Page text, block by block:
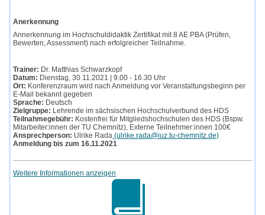
Anerkennung
Annerkennung im Hochschuldidaktik Zertifikat mit 8 AE PBA (Prüfen,
Bewerten, Assessment) nach erfolgreicher Teilnahme.
Trainer: Dr. Matthias Schwarzkopf
Datum: Dienstag, 30.11.2021 | 9.00 - 16.30 Uhr
Ort: Konferenzraum wird nach Anmeldung vor Veranstaltungsbeginn per
E-Mail bekannt gegeben
Sprache: Deutsch
Zielgruppe: Lehrende im sächsischen Hochschulverbund des HDS
Teilnahmegebühr: Kostenfrei für Mitgliedshochschulen des HDS (Bspw.
Mitarbeiter:innen der TU Chemnitz), Externe Teilnehmer:innen 100€
Ansprechperson: Ulrike Rada (ulrike.rada@iuz.tu-chemnitz.de)
Anmeldung bis zum 16.11.2021
Weitere Informationen anzeigen